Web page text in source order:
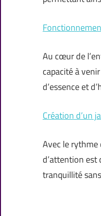
Au cœur de
capacité à
d’essence et
Création d’un
Avec le rythme
d’attention
tranquillité